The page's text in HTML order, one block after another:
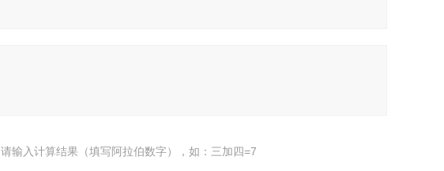
请输入计算结果（填写阿拉伯数字），如：三加四=7